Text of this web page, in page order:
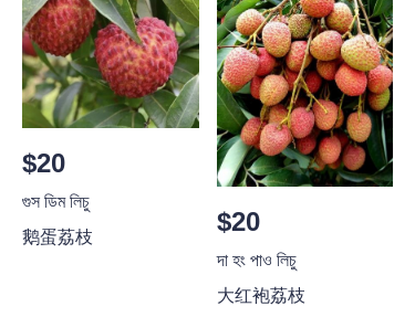
$20
গুস ডিম লিচু
鹅蛋荔枝
$20
দা হং পাও লিচু
大红袍荔枝